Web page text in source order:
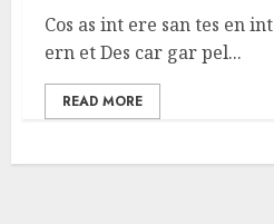
Cos as int ere san tes en int
ern et Des car gar pel...
READ MORE